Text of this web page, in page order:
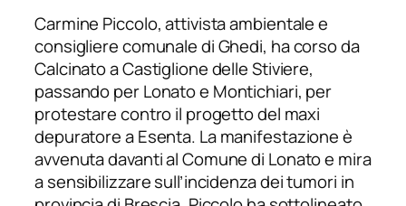
Carmine Piccolo, attivista ambientale e
consigliere comunale di Ghedi, ha corso da
Calcinato a Castiglione delle Stiviere,
passando per Lonato e Montichiari, per
protestare contro il progetto del maxi
depuratore a Esenta. La manifestazione è
avvenuta davanti al Comune di Lonato e mira
a sensibilizzare sull’incidenza dei tumori in